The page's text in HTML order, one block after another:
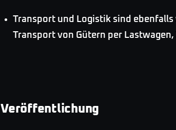
Transport und Logistik sind
Transport von Gütern per
Veröffentlichung